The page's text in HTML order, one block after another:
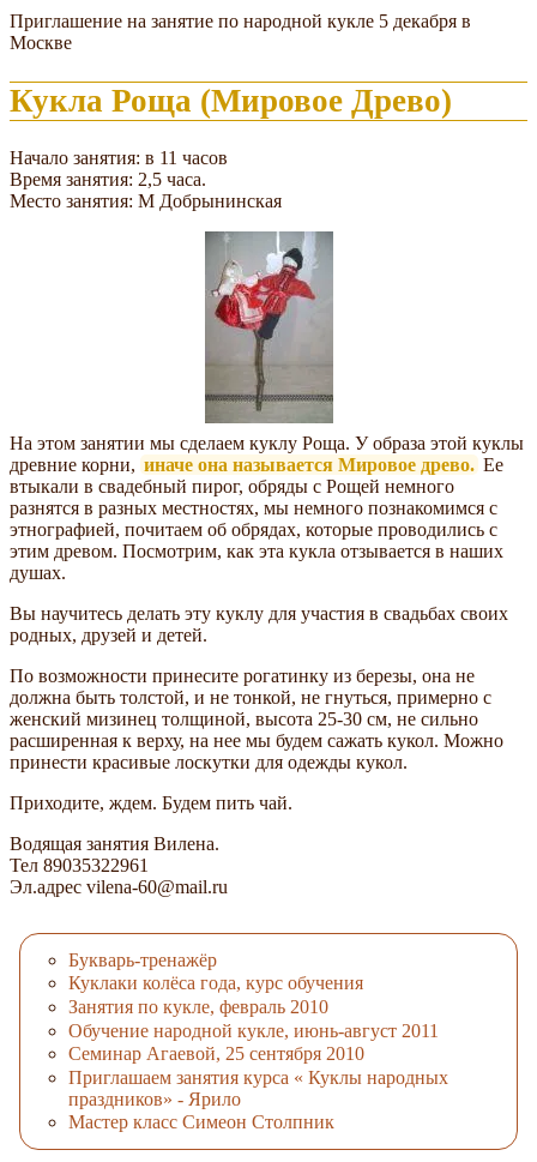
Приглашение на занятие по народной кукле 5 декабря в
Москве
Кукла Роща (Мировое Древо)
Начало занятия: в 11 часов
Время занятия: 2,5 часа.
Место занятия: М Добрынинская
На этом занятии мы сделаем куклу Роща. У образа этой куклы
древние корни, иначе она называется Мировое древо. Ее
втыкали в свадебный пирог, обряды с Рощей немного
разнятся в разных местностях, мы немного познакомимся с
этнографией, почитаем об обрядах, которые проводились с
этим древом. Посмотрим, как эта кукла отзывается в наших
душах.
Вы научитесь делать эту куклу для участия в свадьбах своих
родных, друзей и детей.
По возможности принесите рогатинку из березы, она не
должна быть толстой, и не тонкой, не гнуться, примерно с
женский мизинец толщиной, высота 25-30 см, не сильно
расширенная к верху, на нее мы будем сажать кукол. Можно
принести красивые лоскутки для одежды кукол.
Приходите, ждем. Будем пить чай.
Водящая занятия Вилена.
Тел 89035322961
Эл.адрес vilena-60@mail.ru
Букварь-тренажёр
Куклаки колёса года, курс обучения
Занятия по кукле, февраль 2010
Обучение народной кукле, июнь-август 2011
Семинар Агаевой, 25 сентября 2010
Приглашаем занятия курса « Куклы народных
праздников» - Ярило
Мастер класс Симеон Столпник